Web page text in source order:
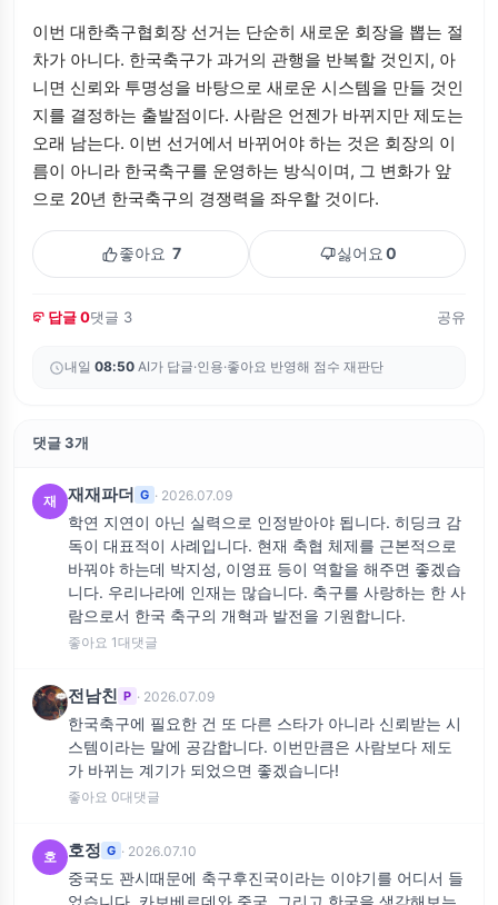
이번 대한축구협회장 선거는 단순히 새로운 회장을 뽑는 절
차가 아니다. 한국축구가 과거의 관행을 반복할 것인지, 아
니면 신뢰와 투명성을 바탕으로 새로운 시스템을 만들 것인
지를 결정하는 출발점이다. 사람은 언젠가 바뀌지만 제도는
오래 남는다. 이번 선거에서 바뀌어야 하는 것은 회장의 이
름이 아니라 한국축구를 운영하는 방식이며, 그 변화가 앞
으로 20년 한국축구의 경쟁력을 좌우할 것이다.
좋아요 7 싫어요 0
답글 0댓글 3 공유
내일 08:50 AI가 답글·인용·좋아요 반영해 점수 재판단
댓글 3개
재 재재파더 G · 2026.07.09
학연 지연이 아닌 실력으로 인정받아야 됩니다. 히딩크 감
독이 대표적이 사례입니다. 현재 축협 체제를 근본적으로
바꿔야 하는데 박지성, 이영표 등이 역할을 해주면 좋겠습
니다. 우리나라에 인재는 많습니다. 축구를 사랑하는 한 사
람으로서 한국 축구의 개혁과 발전을 기원합니다.
좋아요 1대댓글
전남친 P · 2026.07.09
한국축구에 필요한 건 또 다른 스타가 아니라 신뢰받는 시
스템이라는 말에 공감합니다. 이번만큼은 사람보다 제도
가 바뀌는 계기가 되었으면 좋겠습니다!
좋아요 0대댓글
호 호정 G · 2026.07.10
중국도 꽌시때문에 축구후진국이라는 이야기를 어디서 들
었습니다. 카보베르데와 중국, 그리고 한국을 생각해보는